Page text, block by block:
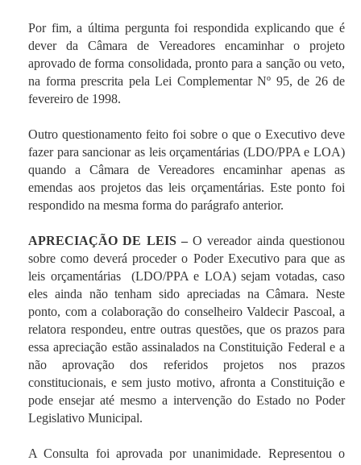
Por fim, a última pergunta foi respondida explicando que é
dever da Câmara de Vereadores encaminhar o projeto
aprovado de forma consolidada, pronto para a sanção ou veto,
na forma prescrita pela Lei Complementar Nº 95, de 26 de
fevereiro de 1998.
Outro questionamento feito foi sobre o que o Executivo deve
fazer para sancionar as leis orçamentárias (LDO/PPA e LOA)
quando a Câmara de Vereadores encaminhar apenas as
emendas aos projetos das leis orçamentárias. Este ponto foi
respondido na mesma forma do parágrafo anterior.
APRECIAÇÃO DE LEIS –O vereador ainda questionou
sobre como deverá proceder o Poder Executivo para que as
leis orçamentárias (LDO/PPA e LOA) sejam votadas, caso
eles ainda não tenham sido apreciadas na Câmara. Neste
ponto, com a colaboração do conselheiro Valdecir Pascoal, a
relatora respondeu, entre outras questões, que os prazos para
essa apreciação estão assinalados na Constituição Federal e a
não aprovação dos referidos projetos nos prazos
constitucionais, e sem justo motivo, afronta a Constituição e
pode ensejar até mesmo a intervenção do Estado no Poder
Legislativo Municipal.
A Consulta foi aprovada por unanimidade. Representou o